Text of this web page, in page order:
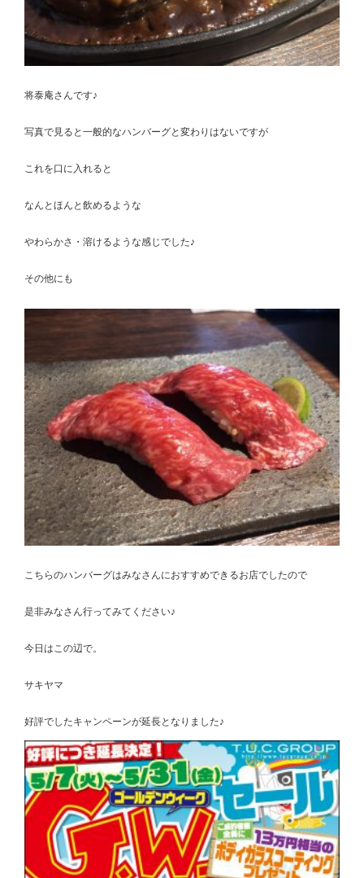
将泰庵さんです♪
写真で見ると一般的なハンバーグと変わりはないですが
これを口に入れると
なんとほんと飲めるような
やわらかさ・溶けるような感じでした♪
その他にも
こちらのハンバーグはみなさんにおすすめできるお店でしたので
是非みなさん行ってみてください♪
今日はこの辺で。
サキヤマ
好評でしたキャンペーンが延長となりました♪